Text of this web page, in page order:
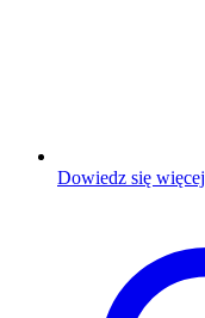
Dowiedz się więcej